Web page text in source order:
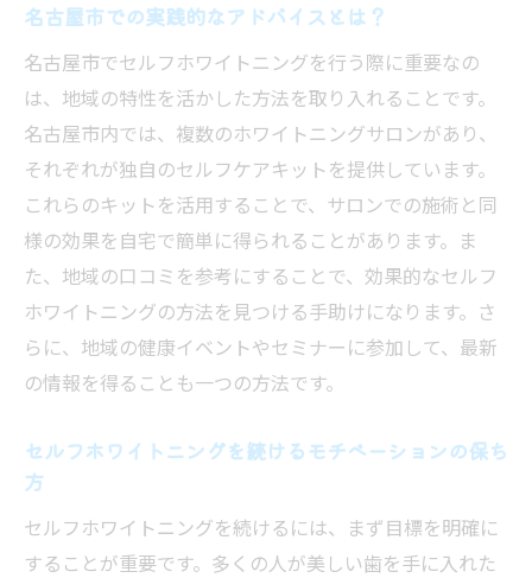
名古屋市での実践的なアドバイスとは？
名古屋市でセルフホワイトニングを行う際に重要なの
は、地域の特性を活かした方法を取り入れることです。
名古屋市内では、複数のホワイトニングサロンがあり、
それぞれが独自のセルフケアキットを提供しています。
これらのキットを活用することで、サロンでの施術と同
様の効果を自宅で簡単に得られることがあります。ま
た、地域の口コミを参考にすることで、効果的なセルフ
ホワイトニングの方法を見つける手助けになります。さ
らに、地域の健康イベントやセミナーに参加して、最新
の情報を得ることも一つの方法です。
セルフホワイトニングを続けるモチベーションの保ち
方
セルフホワイトニングを続けるには、まず目標を明確に
することが重要です。多くの人が美しい歯を手に入れた